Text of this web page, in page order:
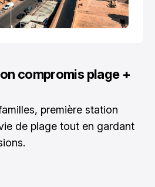
compromis plage +
première station
de plage tout en gardant